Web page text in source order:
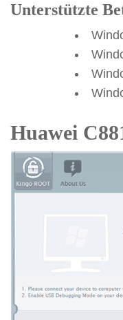
Unterstützte
Huawei